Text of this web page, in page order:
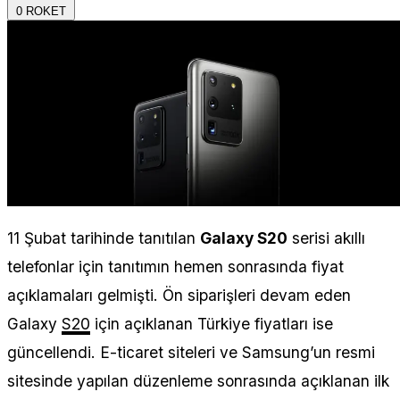
0 ROKET
11 Şubat tarihinde tanıtılan Galaxy S20 serisi akıllı
telefonlar için tanıtımın hemen sonrasında fiyat
açıklamaları gelmişti. Ön siparişleri devam eden
Galaxy S20 için açıklanan Türkiye fiyatları ise
güncellendi. E-ticaret siteleri ve Samsung’un resmi
sitesinde yapılan düzenleme sonrasında açıklanan ilk